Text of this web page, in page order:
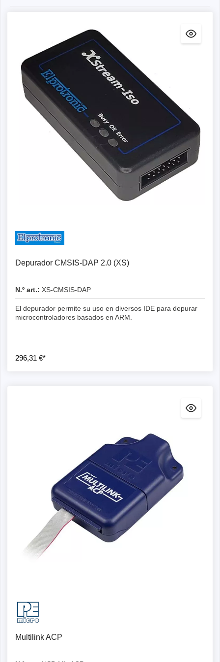
registros y valores de memoria, mostrar código de
memoria FLASH internos o externos. El modelo USB
Multilink Universal FX puede suministrar además 3,3 V o
5 V al microcontrolador objetivo.
Depurador CMSIS-DAP 2.0 (XS)
N.º art.: XS-CMSIS-DAP
El depurador permite su uso en diversos IDE para depurar
microcontroladores basados en ARM.
296,31 €*
Multilink ACP